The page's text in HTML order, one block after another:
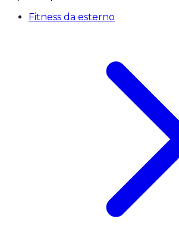
Fitness da esterno